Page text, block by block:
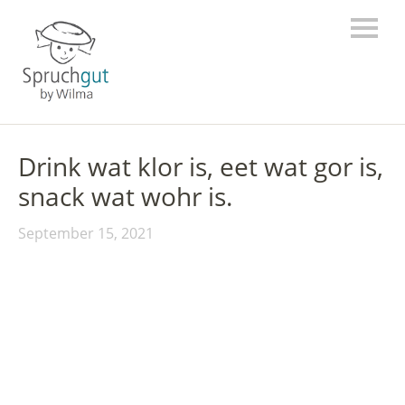
Drink wat klor is, eet wat gor is,
snack wat wohr is.
September 15, 2021